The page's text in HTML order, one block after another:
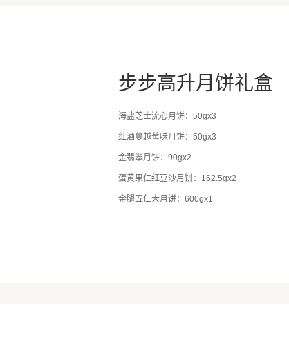
步步高升月饼礼盒
海盐芝士流心月饼：50gx3
红酒蔓越莓味月饼：50gx3
金翡翠月饼：90gx2
蛋黄果仁红豆沙月饼：162.5gx2
金腿五仁大月饼：600gx1